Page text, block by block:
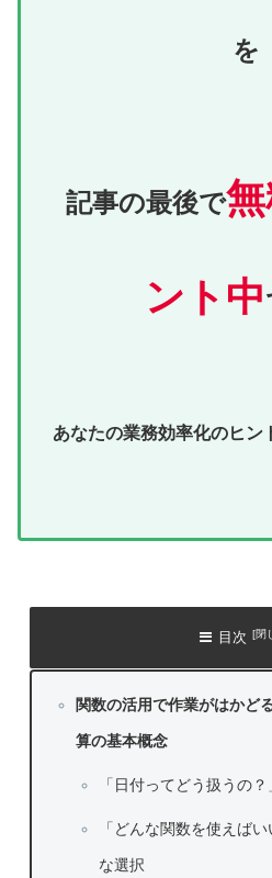
を
記事の最後で
ント中
あなたの業務効率化のヒン
目次
関数の活用で作業がはかど
算の基本概念
「日付ってどう扱うの
「どんな関数を使えば
な選択